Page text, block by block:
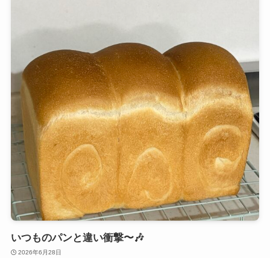
いつものパンと違い衝撃〜🎶
2026年6月28日